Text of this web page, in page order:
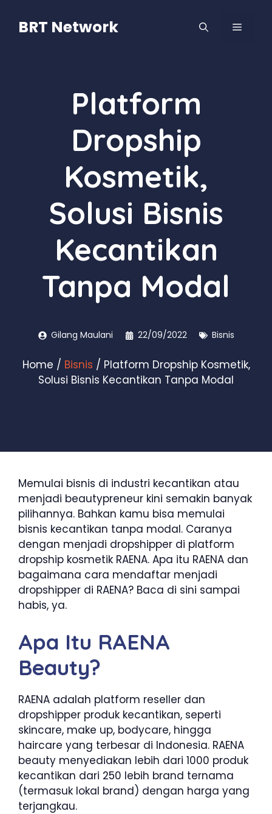
BRT Network MENU
Platform
Dropship
Kosmetik,
Solusi Bisnis
Kecantikan
Tanpa Modal
Gilang Maulani 22/09/2022 Bisnis
Home / Bisnis / Platform Dropship Kosmetik,
Solusi Bisnis Kecantikan Tanpa Modal
Memulai bisnis di industri kecantikan atau
menjadi beautypreneur kini semakin banyak
pilihannya. Bahkan kamu bisa memulai
bisnis kecantikan tanpa modal. Caranya
dengan menjadi dropshipper di platform
dropship kosmetik RAENA. Apa itu RAENA dan
bagaimana cara mendaftar menjadi
dropshipper di RAENA? Baca di sini sampai
habis, ya.
Apa Itu RAENA
Beauty?
RAENA adalah platform reseller dan
dropshipper produk kecantikan, seperti
skincare, make up, bodycare, hingga
haircare yang terbesar di Indonesia. RAENA
beauty menyediakan lebih dari 1000 produk
kecantikan dari 250 lebih brand ternama
(termasuk lokal brand) dengan harga yang
terjangkau.